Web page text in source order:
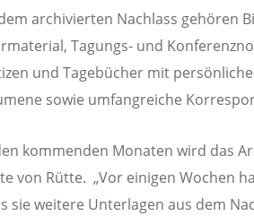
archivierten Nachlass gehören
Tagungs- und
und Tagebücher mit
sowie umfangreiche
kommenden Monaten wird das
von Rütte. „Vor einigen Wochen
sie weitere Unterlagen aus dem